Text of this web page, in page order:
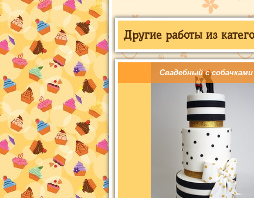
Другие работы из
Свадебный с собачками